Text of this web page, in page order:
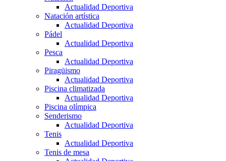
Actualidad Deportiva
Natación artística
Actualidad Deportiva
Pádel
Actualidad Deportiva
Pesca
Actualidad Deportiva
Piragüismo
Actualidad Deportiva
Piscina climatizada
Actualidad Deportiva
Piscina olímpica
Senderismo
Actualidad Deportiva
Tenis
Actualidad Deportiva
Tenis de mesa